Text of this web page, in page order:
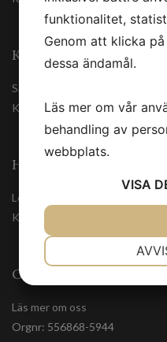
KUNDSERVICE
Säkerhetsdatablad
Kontakta oss
HANDLA TRYGGT
Leveranssätt
Köpvillkor
OM OSS
Läs mer om oss
Orgnr: 556868-5944
funktionalitet,
Genom att klicka
dessa ändamål.
Läs mer om vår
behandling av
webbplats.
VISA